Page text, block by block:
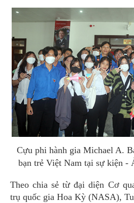
Cựu phi hành gia Michael A.
bạn trẻ Việt Nam tại sự kiện -
Theo chia sẻ từ đại diện Cơ
trụ quốc gia Hoa Kỳ (NASA),